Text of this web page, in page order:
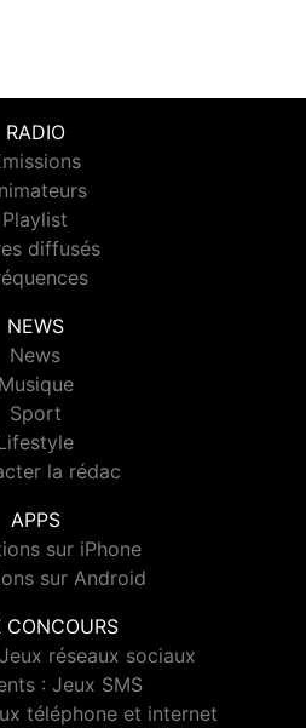
RADIO
Playlist
diffusés
NEWS
News
Musique
Sport
la rédac
APPS
sur iPhone
sur Android
CONCOURS
réseaux sociaux
: Jeux SMS
téléphone et internet